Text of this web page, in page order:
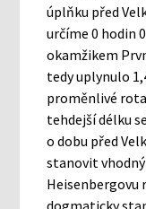
úplňku před
určíme 0 hodin
okamžikem
tedy uplynulo
proměnlivé
tehdejší délku
o dobu před
stanovit
dogmaticky